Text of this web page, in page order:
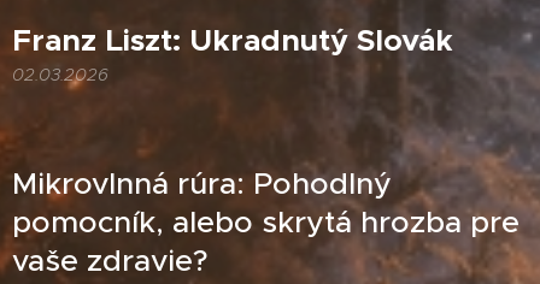
Franz Liszt: Ukradnutý Slovák
02.03.2026
Mikrovlnná rúra: Pohodlný
pomocník, alebo skrytá hrozba pre
vaše zdravie?